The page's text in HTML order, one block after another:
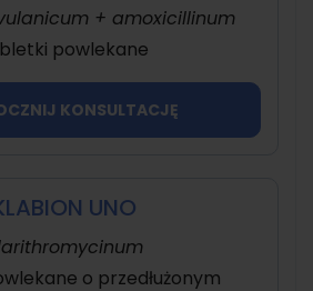
+ amoxicillinum
powlekane
KONSULTACJĘ
UNO
o przedłużonym